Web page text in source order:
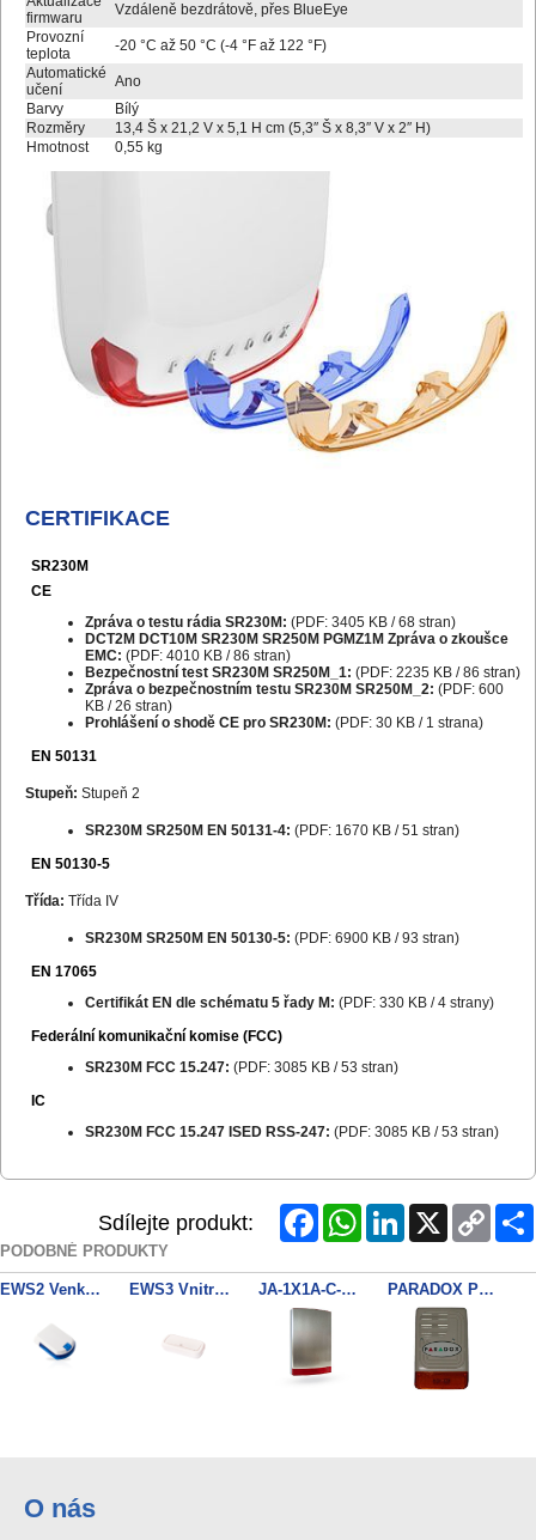
firmwaru
Vzdáleně bezdrátově, přes BlueEye
Provozní
teplota
-20 °C až 50 °C (-4 °F až 122 °F)
Automatické
učení
Ano
Barvy
Bílý
Rozměry
13,4 Š x 21,2 V x 5,1 H cm (5,3″ Š x 8,3″ V x 2″ H)
Hmotnost
0,55 kg
CERTIFIKACE
SR230M
CE
Zpráva o testu rádia SR230M: (PDF: 3405 KB / 68 stran)
DCT2M DCT10M SR230M SR250M PGMZ1M Zpráva o zkoušce
EMC: (PDF: 4010 KB / 86 stran)
Bezpečnostní test SR230M SR250M_1: (PDF: 2235 KB / 86 stran)
Zpráva o bezpečnostním testu SR230M SR250M_2: (PDF: 600
KB / 26 stran)
Prohlášení o shodě CE pro SR230M: (PDF: 30 KB / 1 strana)
EN 50131
Stupeň: Stupeň 2
SR230M SR250M EN 50131-4: (PDF: 1670 KB / 51 stran)
EN 50130-5
Třída: Třída IV
SR230M SR250M EN 50130-5: (PDF: 6900 KB / 93 stran)
EN 17065
Certifikát EN dle schématu 5 řady M: (PDF: 330 KB / 4 strany)
Federální komunikační komise (FCC)
SR230M FCC 15.247: (PDF: 3085 KB / 53 stran)
IC
SR230M FCC 15.247 ISED RSS-247: (PDF: 3085 KB / 53 stran)
Sdílejte produkt: FacebookWhatsAppLinkedIn
Copy
Link
PODOBNÉ PRODUKTY
EWS2 Venkovní bezdratova siren EWS3 Vnitrni bezdratova sirena JA-1X1A-C-ST Nerez kryt sireny PARADOX PS128
O nás